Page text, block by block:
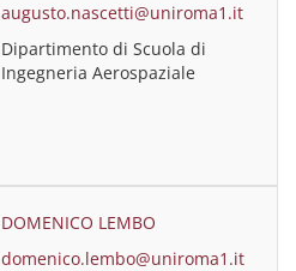
augusto.nascetti@uniroma1.it
Dipartimento di Scuola di
Ingegneria Aerospaziale
DOMENICO LEMBO
domenico.lembo@uniroma1.it